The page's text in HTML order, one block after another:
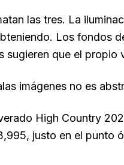
las tres. La
Los fondos
sugieren que el
imágenes no es
High Country
justo en el punto